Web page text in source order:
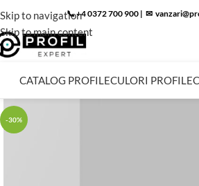
Skip to navigation
Skip to main content
📞 +4 0372 700 900 | ✉︎
CATALOG PROFILECULORI PROFILE
-30%